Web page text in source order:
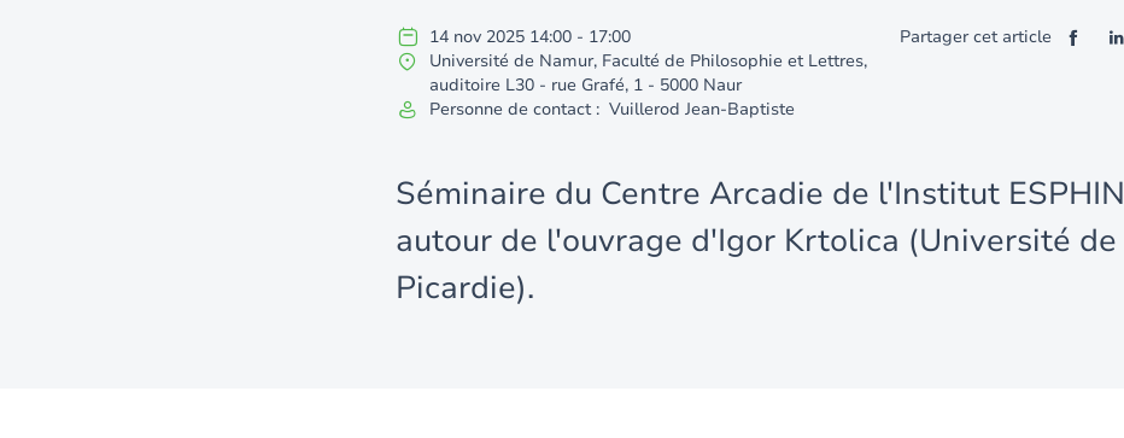
14 nov 2025 14:00 - 17:00
Université de Namur, Faculté de Philosophie et Lettres,
auditoire L30 - rue Grafé, 1 - 5000 Naur
Personne de contact : Vuillerod Jean-Baptiste
Partager cet article
Séminaire du Centre Arcadie de l'Institut ESPHIN
autour de l'ouvrage d'Igor Krtolica (Université de
Picardie).